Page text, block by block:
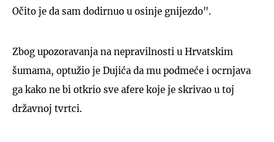
Očito je da sam dodirnuo u osinje gnijezdo".
Zbog upozoravanja na nepravilnosti u Hrvatskim
šumama, optužio je Dujića da mu podmeće i ocrnjava
ga kako ne bi otkrio sve afere koje je skrivao u toj
državnoj tvrtci.